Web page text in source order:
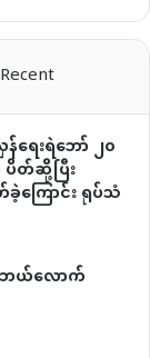
Recent
ေးရဲဘော် ၂၀
တ်ဆို့ပြီး
ြောင်း ရုပ်သံ
ဘယ်လောက်